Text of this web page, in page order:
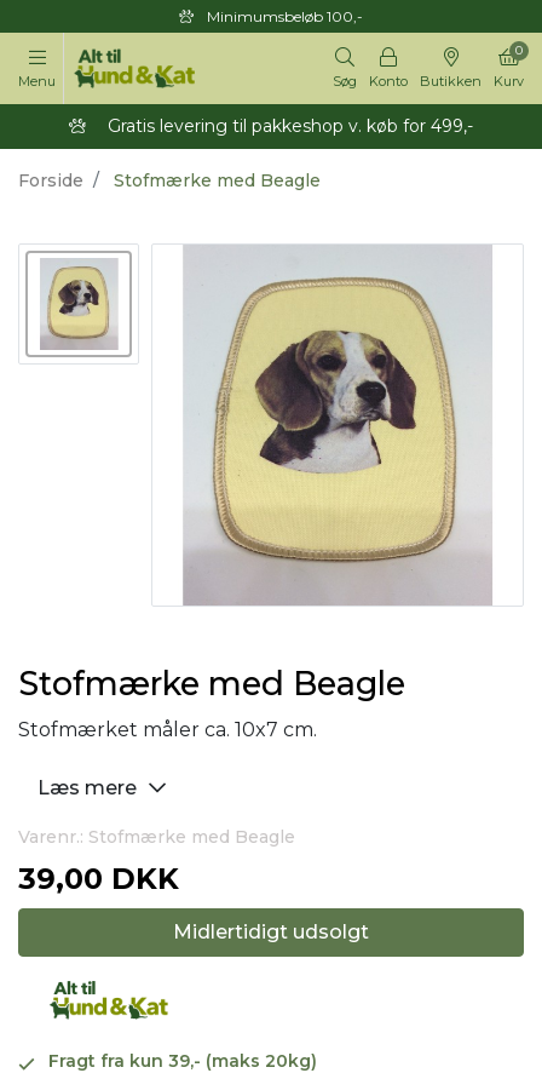
Minimumsbeløb 100,-
Menu Søg Konto Butikken Kurv
0
Gratis levering til pakkeshop v. køb for 499,-
Forside Stofmærke med Beagle
Stofmærke med Beagle
Stofmærket måler ca. 10x7 cm.
Læs mere
Varenr.: Stofmærke med Beagle
39,00 DKK
Midlertidigt udsolgt
Fragt fra kun 39,- (maks 20kg)